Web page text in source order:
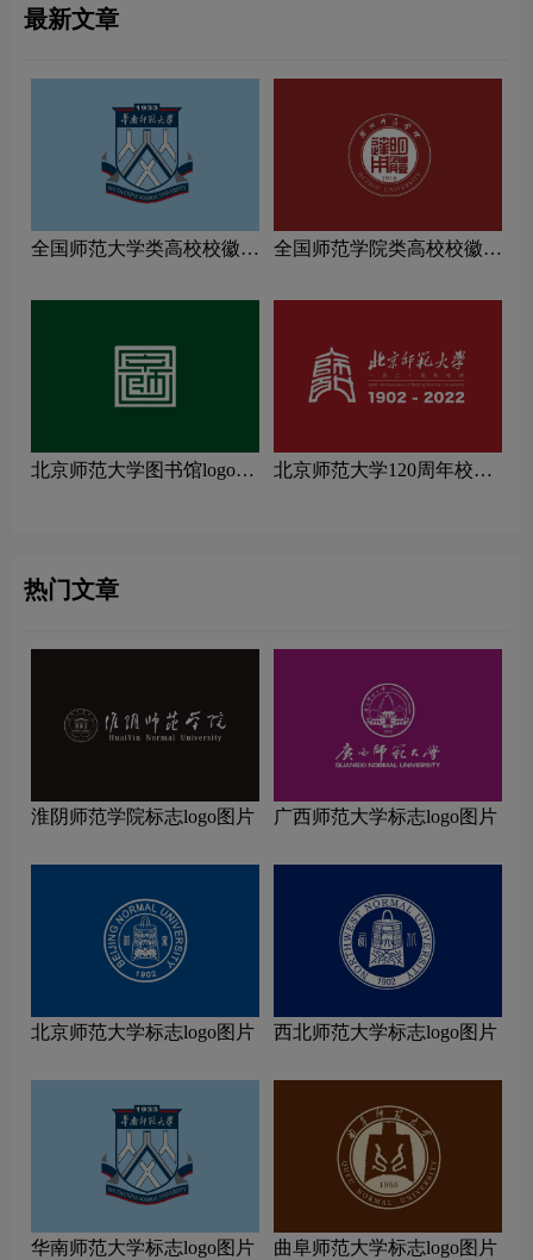
最新文章
全国师范大学类高校校徽设
全国师范学院类高校校徽设
北京师范大学图书馆logo图
北京师范大学120周年校庆
热门文章
淮阴师范学院标志logo图片 广西师范大学标志logo图片
北京师范大学标志logo图片 西北师范大学标志logo图片
华南师范大学标志logo图片 曲阜师范大学标志logo图片